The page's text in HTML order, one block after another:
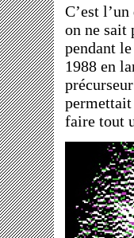
C’est
on ne sait
pendant
1988 en
permettait
faire tout